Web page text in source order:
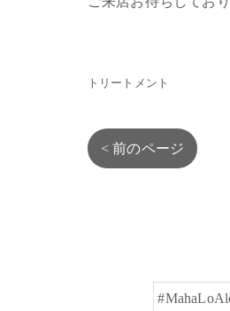
トリートメント
< 前のページ